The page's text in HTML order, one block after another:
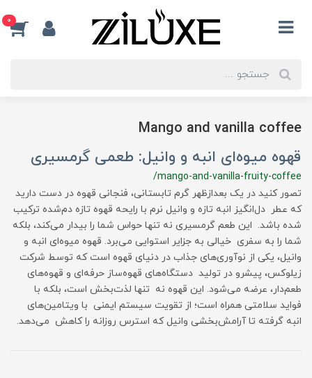
0
Mango and vanilla coffee
قهوه میوه‌ای انبه و وانیل: طعمی گرمسیری
/mango-and-vanilla-fruity-coffee
تصور کنید در یک بعدازظهر گرم تابستانی، فنجانی قهوه در دست دارید
که عطر دل‌انگیز انبه تازه و وانیل نرم با رایحه قهوه تازه دم‌شده ترکیب
شده باشد. این طعم گرمسیری نه تنها حواس شما را بیدار می‌کند، بلکه
شما را به سفری خیالی به جزایر استوایی می‌برد. قهوه میوه‌ای انبه و
وانیل، یکی از نوآوری‌های جذاب در دنیای قهوه است که توسط شرکت
زیلوکس، پیشرو در تولید دستگاه‌های قهوه‌ساز حرفه‌ای و قهوه‌های
طعم‌دار، عرضه می‌شود. این قهوه نه تنها لذت‌بخش است، بلکه با
فواید سلامتی همراه است؛ از تقویت سیستم ایمنی با ویتامین‌های
انبه گرفته تا آرامش‌بخشی وانیل که استرس روزانه را کاهش می‌دهد.